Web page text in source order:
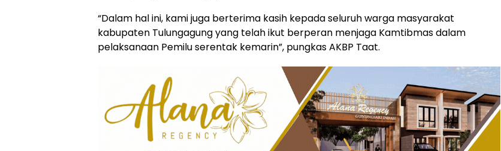
“Dalam hal ini, kami juga berterima kasih kepada seluruh warga masyarakat
kabupaten Tulungagung yang telah ikut berperan menjaga Kamtibmas dalam
pelaksanaan Pemilu serentak kemarin”, pungkas AKBP Taat.